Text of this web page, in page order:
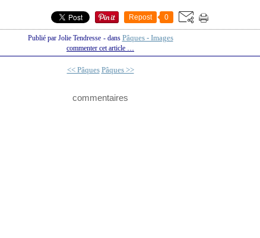
Repost 0
Publié par Jolie Tendresse -dans Pâques - Images
commenter cet article …
<< Pâques Pâques >>
commentaires